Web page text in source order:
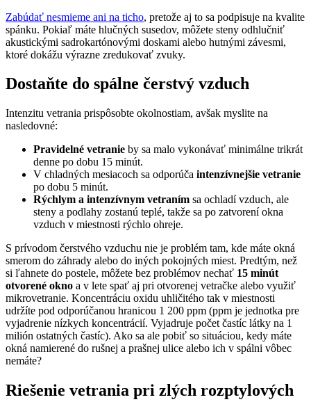
Zabúdať nesmieme ani na ticho, pretože aj to sa podpisuje na kvalite
spánku. Pokiaľ máte hlučných susedov, môžete steny odhlučniť
akustickými sadrokartónovými doskami alebo hutnými závesmi,
ktoré dokážu výrazne zredukovať zvuky.
Dostaňte do spálne čerstvý vzduch
Intenzitu vetrania prispôsobte okolnostiam, avšak myslite na
nasledovné:
Pravidelné vetranie by sa malo vykonávať minimálne trikrát
denne po dobu 15 minút.
V chladných mesiacoch sa odporúča intenzívnejšie vetranie
po dobu 5 minút.
Rýchlym a intenzívnym vetraním sa ochladí vzduch, ale
steny a podlahy zostanú teplé, takže sa po zatvorení okna
vzduch v miestnosti rýchlo ohreje.
S prívodom čerstvého vzduchu nie je problém tam, kde máte okná
smerom do záhrady alebo do iných pokojných miest. Predtým, než
si ľahnete do postele, môžete bez problémov nechať 15 minút
otvorené okno a v lete spať aj pri otvorenej vetračke alebo využiť
mikrovetranie. Koncentráciu oxidu uhličitého tak v miestnosti
udržíte pod odporúčanou hranicou 1 200 ppm (ppm je jednotka pre
vyjadrenie nízkych koncentrácií. Vyjadruje počet častíc látky na 1
milión ostatných častíc). Ako sa ale pobiť so situáciou, kedy máte
okná namierené do rušnej a prašnej ulice alebo ich v spálni vôbec
nemáte?
Riešenie vetrania pri zlých rozptylových